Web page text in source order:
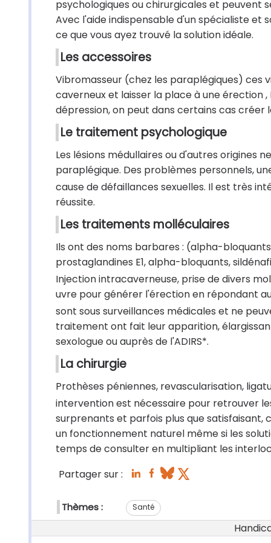
psychologiques ou chirurgicales et peuvent
Avec l'aide indispensable d'un spécialiste et
ce que vous ayez trouvé la solution idéale.
Les accessoires
Vibromasseur (chez les paraplégiques)
caverneux et laisser la place à une érection
dépression, on peut dans certains cas
Le traitement psychologique
Les lésions médullaires ou d'autres origines
paraplégique. Des problèmes personnels,
cause de défaillances sexuelles. Il est très
réussite.
Les traitements molléculaires
Ils ont des noms barbares : (alpha-
prostaglandines E1, alpha-bloquants,
Injection intracaverneuse, prise de divers
uvre pour générer l'érection en répondant
sont sous surveillances médicales et ne
traitement ont fait leur apparition,
sexologue ou auprès de l'ADIRS*.
La chirurgie
Prothèses péniennes, revascularisation,
intervention est nécessaire pour retrouver
surprenants et parfois plus que satisfaisant,
un fonctionnement naturel même si les
temps de consulter en multipliant les
Partager sur :
Thèmes : Santé